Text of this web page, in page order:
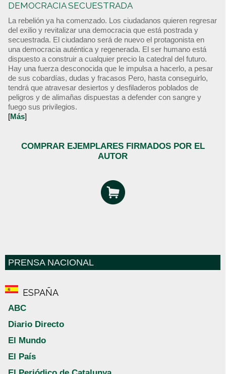
DEMOCRACIA SECUESTRADA
La rebelión ya ha comenzado. Los ciudadanos quieren regresar
del exilio y revitalizar una democracia que está postrada y
secuestrada. El ciudadano será de nuevo el protagonista en
una democracia auténtica y regenerada. El ser humano está
dispuesto a construir a cualquier precio la catedral del futuro.
Hay una fuerza desconocida que le impulsa a hacerlo, a pesar
de sus cobardías, dudas y fracasos Pero, hasta conseguirlo,
tendrá que atravesar desiertos y desfiladeros poblados de
peligros y de alimañas dispuestas a defender con sangre y
fuego sus privilegios.
[Más]
COMPRAR EJEMPLARES FIRMADOS POR EL
AUTOR
PRENSA NACIONAL
ESPAÑA
ABC
Diario Directo
El Mundo
El País